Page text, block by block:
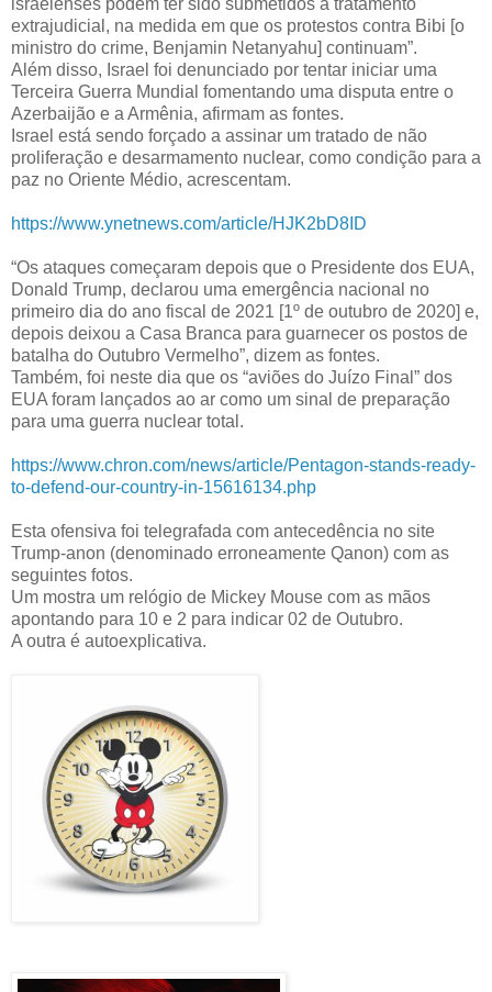
israelenses podem ter sido submetidos a tratamento
extrajudicial, na medida em que os protestos contra Bibi [o
ministro do crime, Benjamin Netanyahu] continuam”.
Além disso, Israel foi denunciado por tentar iniciar uma
Terceira Guerra Mundial fomentando uma disputa entre o
Azerbaijão e a Armênia, afirmam as fontes.
Israel está sendo forçado a assinar um tratado de não
proliferação e desarmamento nuclear, como condição para a
paz no Oriente Médio, acrescentam.
https://www.ynetnews.com/article/HJK2bD8ID
“Os ataques começaram depois que o Presidente dos EUA,
Donald Trump, declarou uma emergência nacional no
primeiro dia do ano fiscal de 2021 [1º de outubro de 2020] e,
depois deixou a Casa Branca para guarnecer os postos de
batalha do Outubro Vermelho”, dizem as fontes.
Também, foi neste dia que os “aviões do Juízo Final” dos
EUA foram lançados ao ar como um sinal de preparação
para uma guerra nuclear total.
https://www.chron.com/news/article/Pentagon-stands-ready-
to-defend-our-country-in-15616134.php
Esta ofensiva foi telegrafada com antecedência no site
Trump-anon (denominado erroneamente Qanon) com as
seguintes fotos.
Um mostra um relógio de Mickey Mouse com as mãos
apontando para 10 e 2 para indicar 02 de Outubro.
A outra é autoexplicativa.